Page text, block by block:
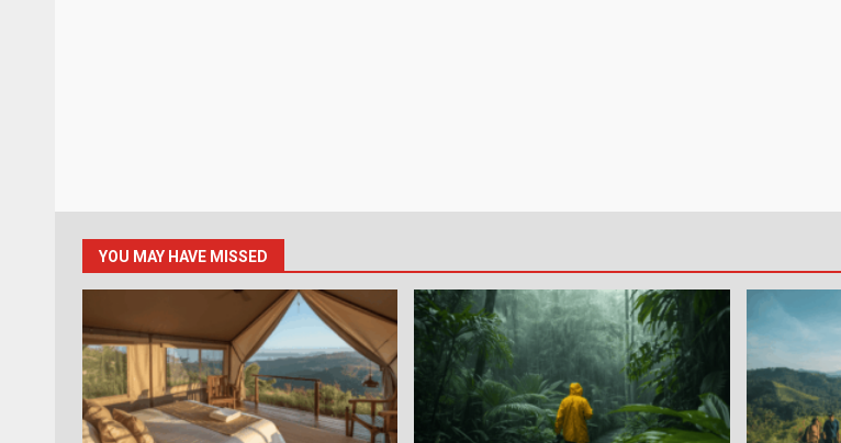
YOU MAY HAVE MISSED